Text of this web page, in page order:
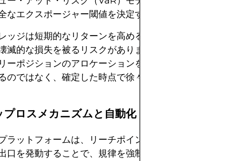
なエクスポージャー閾値を決定するのに役立ちます。
ッジは短期的なリターンを高める可能性があります
滅的な損失を被るリスクがあります。経験豊富なト
ーポジションのアロケーションを小さくし、安定し
のではなく、確定した時点で徐々に追加していく傾
プロスメカニズムと自動化
ラットフォームは、リーチポイントに達した際にス
口を発動することで、規律を強制することができま